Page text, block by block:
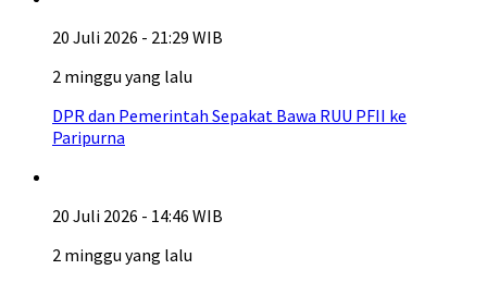
20 Juli 2026 - 21:29 WIB
2 minggu yang lalu
DPR dan Pemerintah Sepakat Bawa RUU PFII ke
Paripurna
20 Juli 2026 - 14:46 WIB
2 minggu yang lalu